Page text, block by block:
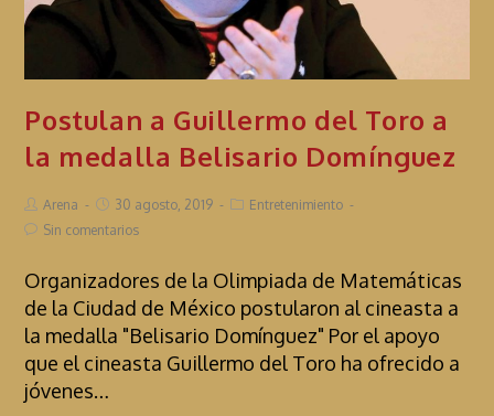
Postulan a Guillermo del Toro a
la medalla Belisario Domínguez
Arena 30 agosto, 2019
Entretenimiento
Sin comentarios
Organizadores de la Olimpiada de Matemáticas
de la Ciudad de México postularon al cineasta a
la medalla "Belisario Domínguez" Por el apoyo
que el cineasta Guillermo del Toro ha ofrecido a
jóvenes…